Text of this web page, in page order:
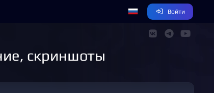
Войти
скриншоты